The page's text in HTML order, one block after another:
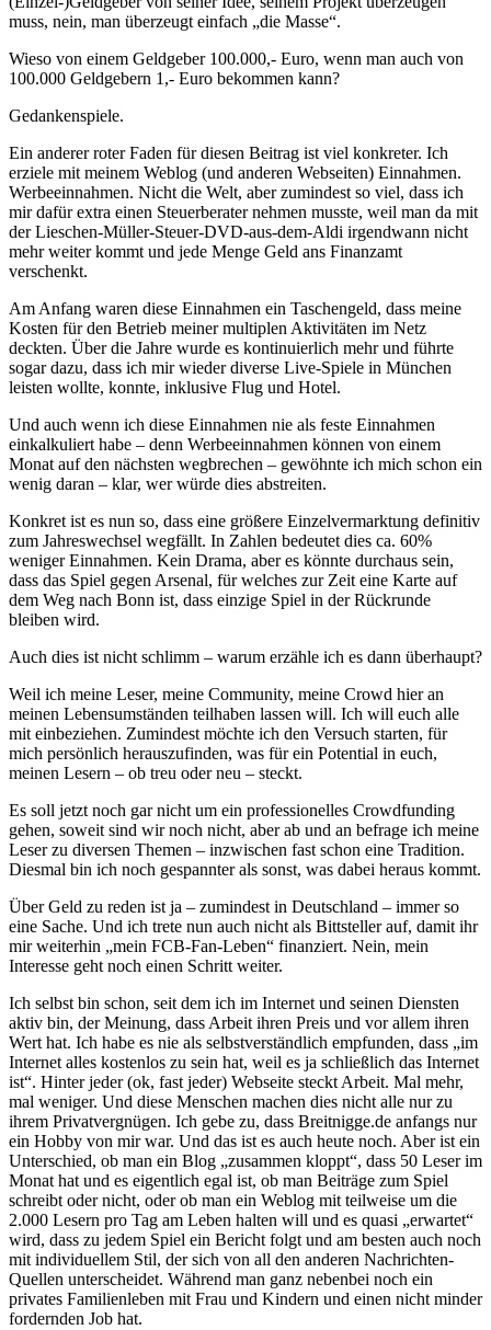
muss, nein, man überzeugt einfach „die Masse“.
Wieso von einem Geldgeber 100.000,- Euro, wenn man auch von
100.000 Geldgebern 1,- Euro bekommen kann?
Gedankenspiele.
Ein anderer roter Faden für diesen Beitrag ist viel konkreter. Ich
erziele mit meinem Weblog (und anderen Webseiten) Einnahmen.
Werbeeinnahmen. Nicht die Welt, aber zumindest so viel, dass ich
mir dafür extra einen Steuerberater nehmen musste, weil man da mit
der Lieschen-Müller-Steuer-DVD-aus-dem-Aldi irgendwann nicht
mehr weiter kommt und jede Menge Geld ans Finanzamt
verschenkt.
Am Anfang waren diese Einnahmen ein Taschengeld, dass meine
Kosten für den Betrieb meiner multiplen Aktivitäten im Netz
deckten. Über die Jahre wurde es kontinuierlich mehr und führte
sogar dazu, dass ich mir wieder diverse Live-Spiele in München
leisten wollte, konnte, inklusive Flug und Hotel.
Und auch wenn ich diese Einnahmen nie als feste Einnahmen
einkalkuliert habe – denn Werbeeinnahmen können von einem
Monat auf den nächsten wegbrechen – gewöhnte ich mich schon ein
wenig daran – klar, wer würde dies abstreiten.
Konkret ist es nun so, dass eine größere Einzelvermarktung definitiv
zum Jahreswechsel wegfällt. In Zahlen bedeutet dies ca. 60%
weniger Einnahmen. Kein Drama, aber es könnte durchaus sein,
dass das Spiel gegen Arsenal, für welches zur Zeit eine Karte auf
dem Weg nach Bonn ist, dass einzige Spiel in der Rückrunde
bleiben wird.
Auch dies ist nicht schlimm – warum erzähle ich es dann überhaupt?
Weil ich meine Leser, meine Community, meine Crowd hier an
meinen Lebensumständen teilhaben lassen will. Ich will euch alle
mit einbeziehen. Zumindest möchte ich den Versuch starten, für
mich persönlich herauszufinden, was für ein Potential in euch,
meinen Lesern – ob treu oder neu – steckt.
Es soll jetzt noch gar nicht um ein professionelles Crowdfunding
gehen, soweit sind wir noch nicht, aber ab und an befrage ich meine
Leser zu diversen Themen – inzwischen fast schon eine Tradition.
Diesmal bin ich noch gespannter als sonst, was dabei heraus kommt.
Über Geld zu reden ist ja – zumindest in Deutschland – immer so
eine Sache. Und ich trete nun auch nicht als Bittsteller auf, damit ihr
mir weiterhin „mein FCB-Fan-Leben“ finanziert. Nein, mein
Interesse geht noch einen Schritt weiter.
Ich selbst bin schon, seit dem ich im Internet und seinen Diensten
aktiv bin, der Meinung, dass Arbeit ihren Preis und vor allem ihren
Wert hat. Ich habe es nie als selbstverständlich empfunden, dass „im
Internet alles kostenlos zu sein hat, weil es ja schließlich das Internet
ist“. Hinter jeder (ok, fast jeder) Webseite steckt Arbeit. Mal mehr,
mal weniger. Und diese Menschen machen dies nicht alle nur zu
ihrem Privatvergnügen. Ich gebe zu, dass Breitnigge.de anfangs nur
ein Hobby von mir war. Und das ist es auch heute noch. Aber ist ein
Unterschied, ob man ein Blog „zusammen kloppt“, dass 50 Leser im
Monat hat und es eigentlich egal ist, ob man Beiträge zum Spiel
schreibt oder nicht, oder ob man ein Weblog mit teilweise um die
2.000 Lesern pro Tag am Leben halten will und es quasi „erwartet“
wird, dass zu jedem Spiel ein Bericht folgt und am besten auch noch
mit individuellem Stil, der sich von all den anderen Nachrichten-
Quellen unterscheidet. Während man ganz nebenbei noch ein
privates Familienleben mit Frau und Kindern und einen nicht minder
fordernden Job hat.